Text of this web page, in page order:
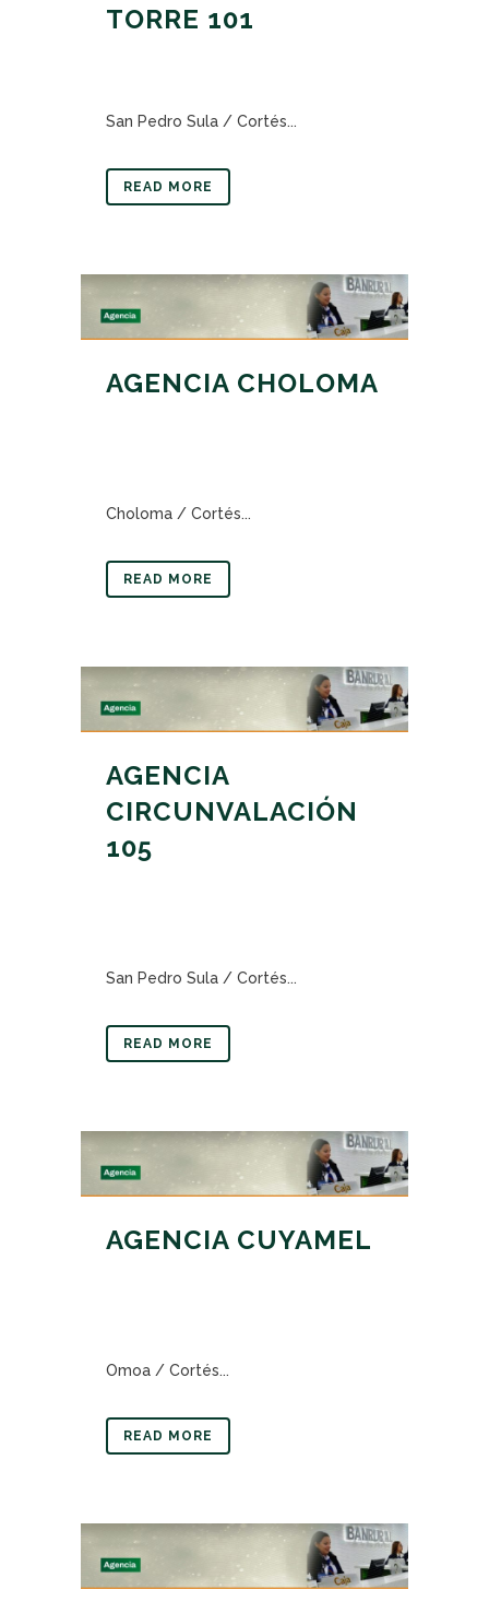
TORRE 101
San Pedro Sula / Cortés...
READ MORE
AGENCIA CHOLOMA
Choloma / Cortés...
READ MORE
AGENCIA
CIRCUNVALACIÓN
105
San Pedro Sula / Cortés...
READ MORE
AGENCIA CUYAMEL
Omoa / Cortés...
READ MORE